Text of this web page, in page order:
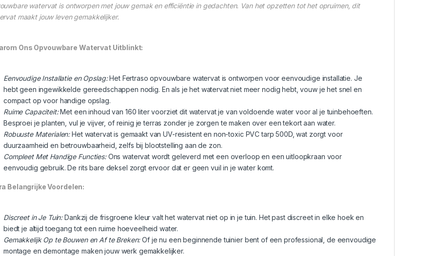
watervat is ontworpen met jouw gemak en efficiëntie in gedachten. Van het opzetten tot het opruimen, dit
maakt jouw leven gemakkelijker.
Ons Opvouwbare Watervat Uitblinkt:
Eenvoudige Installatie en Opslag:Het Fertraso opvouwbare watervat is ontworpen voor eenvoudige installatie. Je
hebt geen ingewikkelde gereedschappen nodig. En als je het watervat niet meer nodig hebt, vouw je het snel en
compact op voor handige opslag.
Ruime Capaciteit:Met een inhoud van 160 liter voorziet dit watervat je van voldoende water voor al je tuinbehoeften.
Besproei je planten, vul je vijver, of reinig je terras zonder je zorgen te maken over een tekort aan water.
Robuuste Materialen:Het watervat is gemaakt van UV-resistent en non-toxic PVC tarp 500D, wat zorgt voor
duurzaamheid en betrouwbaarheid, zelfs bij blootstelling aan de zon.
Compleet Met Handige Functies:Ons watervat wordt geleverd met een overloop en een uitloopkraan voor
eenvoudig gebruik. De rits bare deksel zorgt ervoor dat er geen vuil in je water komt.
Belangrijke Voordelen:
Discreet in Je Tuin:Dankzij de frisgroene kleur valt het watervat niet op in je tuin. Het past discreet in elke hoek en
biedt je altijd toegang tot een ruime hoeveelheid water.
Gemakkelijk Op te Bouwen en Af te Breken:Of je nu een beginnende tuinier bent of een professional, de eenvoudige
montage en demontage maken jouw werk gemakkelijker.